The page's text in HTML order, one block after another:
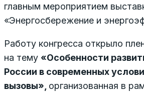
главным мероприятием
«Энергосбережение и
Работу конгресса открыло
на тему «Особенности
России в современных
вызовы», организованная в